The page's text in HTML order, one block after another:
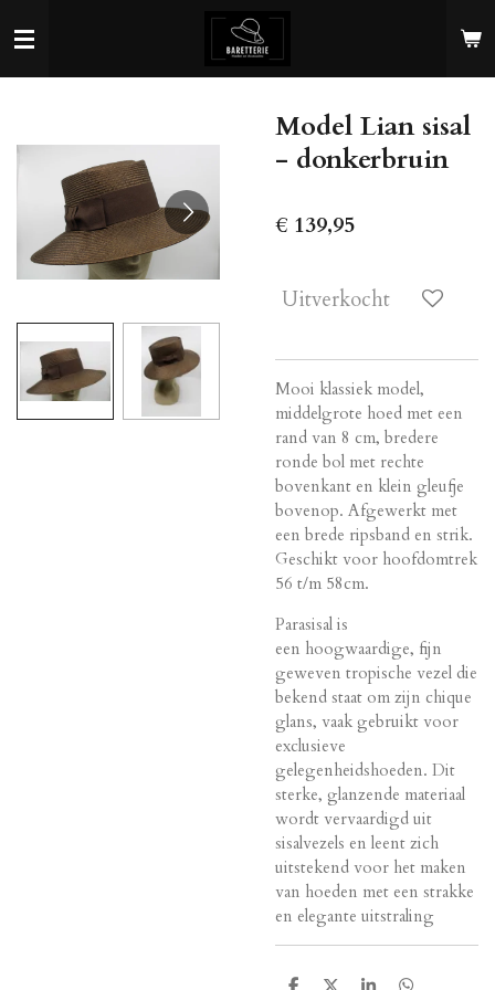
direct
Model Lian sisal
- donkerbruin
€ 139,95
Uitverkocht
Mooi klassiek model,
middelgrote hoed met een
rand van 8 cm, bredere
ronde bol met rechte
bovenkant en klein gleufje
bovenop. Afgewerkt met
een brede ripsband en strik.
Geschikt voor hoofdomtrek
56 t/m 58cm.
Parasisal is
een hoogwaardige, fijn
geweven tropische vezel die
bekend staat om zijn chique
glans, vaak gebruikt voor
exclusieve
gelegenheidshoeden. Dit
sterke, glanzende materiaal
wordt vervaardigd uit
sisalvezels en leent zich
uitstekend voor het maken
van hoeden met een strakke
en elegante uitstraling